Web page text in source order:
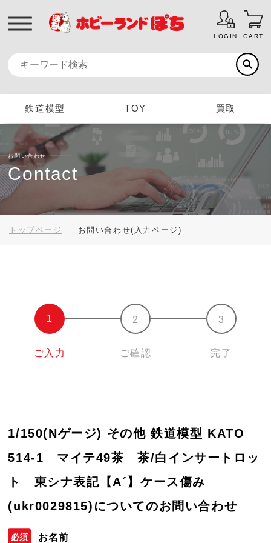
LOGIN CART
鉄道模型 TOY 買取
お問い合わせ
Contact
トップページ お問い合わせ(入力ページ)
ご入力 ご確認 完了
1/150(Nゲージ) その他 鉄道模型 KATO
514-1 マイテ49茶 茶/白インサートロッ
ト 東シナ表記【A´】ケース傷み
(ukr0029815)についてのお問い合わせ
お名前